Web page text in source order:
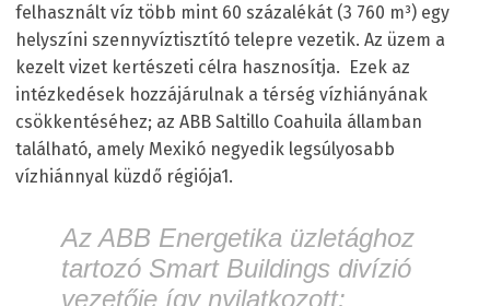
felhasznált víz több mint 60 százalékát (3 760 m³) egy
helyszíni szennyvíztisztító telepre vezetik. Az üzem a
kezelt vizet kertészeti célra hasznosítja. Ezek az
intézkedések hozzájárulnak a térség vízhiányának
csökkentéséhez; az ABB Saltillo Coahuila államban
található, amely Mexikó negyedik legsúlyosabb
vízhiánnyal küzdő régiója1.
Az ABB Energetika üzletághoz
tartozó Smart Buildings divízió
vezetője így nyilatkozott: